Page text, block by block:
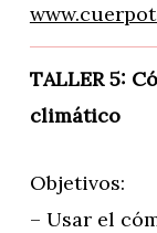
TALLER 5:
climático
Objetivos:
– Usar el